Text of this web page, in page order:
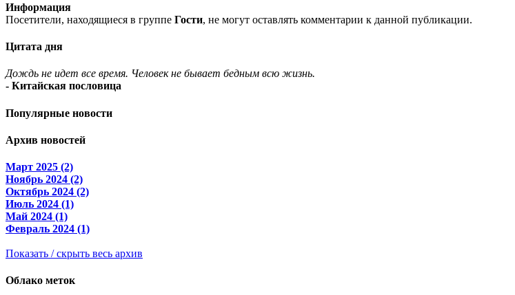
Информация
Посетители, находящиеся в группе Гости, не могут оставлять комментарии к данной публикации.
Цитата дня
Дождь не идет все время. Человек не бывает бедным всю жизнь.
- Китайская пословица
Популярные новости
Архив новостей
Март 2025 (2)
Ноябрь 2024 (2)
Октябрь 2024 (2)
Июль 2024 (1)
Май 2024 (1)
Февраль 2024 (1)
Показать / скрыть весь архив
Облако меток